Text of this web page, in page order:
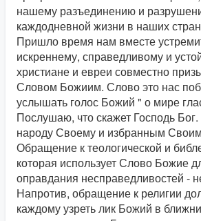
нашему разъединению и
каждодневной жизни в наших
Пришло время нам вместе
искреннему, справедливому и
христиане и евреи совместно
Словом Божиим. Слово это нас
услышать голос Божий " о мире
Послушаю, что скажет Господь
народу Своему и избранным
Обращение к теологической и
которая использует Слово Божие
оправдания несправедливостей -
Напротив, обращение к религии
каждому узреть лик Божий в